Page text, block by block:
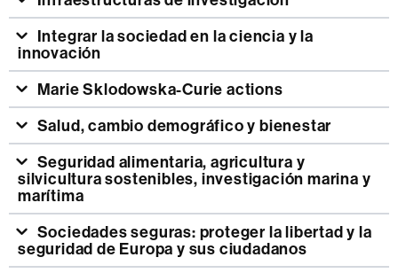
innovación
Marie Sklodowska-Curie actions
Salud, cambio demográfico y bienestar
silvicultura sostenibles, investigación marina y
marítima
seguridad de Europa y sus ciudadanos